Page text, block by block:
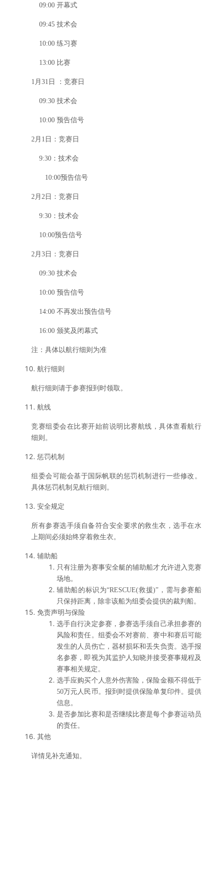
09:00 开幕式
09:45 技术会
10:00 练习赛
13:00 比赛
1 月31日 ：竞赛日
09:30 技术会
10:00 预告信号
2 月1日：竞赛日
9:30 ：技术会
10:00预告信号
2 月2日：竞赛日
9:30 ：技术会
10:00预告信号
2 月3日：竞赛日
09:30 技术会
10:00 预告信号
14:00 不再发出预告信号
16:00 颁奖及闭幕式
注：具体以航行细则为准
航行细则
航行细则请于参赛报到时领取。
航线
竞赛组委会在比赛开始前说明比赛航线，具体查看航行
细则。
惩罚机制
组委会可能会基于国际帆联的惩罚机制进行一些修改。
具体惩罚机制见航行细则。
安全规定
所有参赛选手须自备符合安全要求的救生衣，选手在水
上期间必须始终穿着救生衣。
辅助船
只有注册为赛事安全艇的辅助船才允许进入竞赛
场地。
辅助船的标识为“RESCUE(救援)”，需与参赛船
只保持距离，除非该船为组委会提供的裁判船。
免责声明与保险
选手自行决定参赛，参赛选手须自己承担参赛的
风险和责任。组委会不对赛前、赛中和赛后可能
发生的人员伤亡，器材损坏和丢失负责。选手报
名参赛，即视为其监护人知晓并接受赛事规程及
赛事相关规定。
选手应购买个人意外伤害险，保险金额不得低于
50万元人民币。报到时提供保险单复印件。提供
信息。
是否参加比赛和是否继续比赛是每个参赛运动员
的责任。
其他
详情见补充通知。